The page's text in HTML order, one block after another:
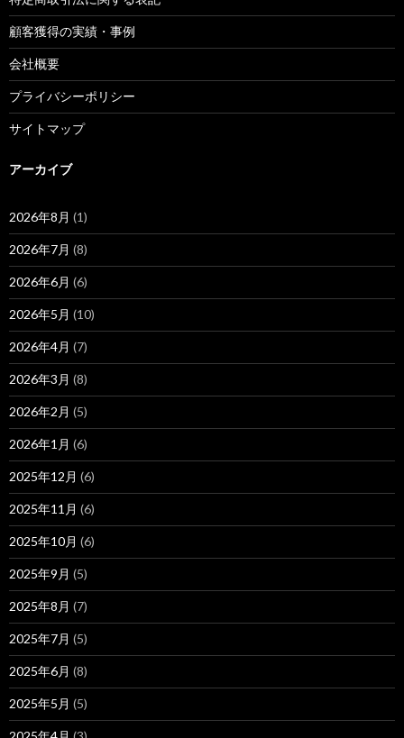
顧客獲得の実績・事例
会社概要
プライバシーポリシー
サイトマップ
アーカイブ
2026年8月 (1)
2026年7月 (8)
2026年6月 (6)
2026年5月 (10)
2026年4月 (7)
2026年3月 (8)
2026年2月 (5)
2026年1月 (6)
2025年12月 (6)
2025年11月 (6)
2025年10月 (6)
2025年9月 (5)
2025年8月 (7)
2025年7月 (5)
2025年6月 (8)
2025年5月 (5)